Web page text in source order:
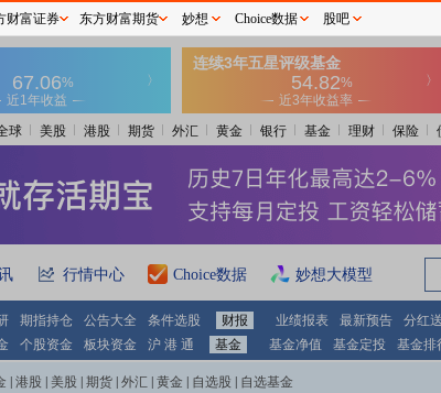
球 美股 港股 期货 外汇 黄金 银行 基金 理财 保险
行情中心 Choice数据 妙想大模型
期指持仓 公告大全 条件选股 财报 业绩报表 最新预告 分红
个股资金 板块资金 沪 港 通 基金 基金净值 基金定投 基金排
港股 美股 期货 外汇 黄金 自选股 自选基金
财富证券 东方财富期货 妙想 Choice数据 股吧